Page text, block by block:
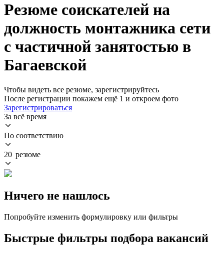
Резюме соискателей на
должность монтажника сети
с частичной занятостью в
Багаевской
Чтобы видеть все резюме, зарегистрируйтесь
После регистрации покажем ещё 1 и откроем фото
Зарегистрироваться
За всё время
По соответствию
20 резюме
Ничего не нашлось
Попробуйте изменить формулировку или фильтры
Быстрые фильтры подбора вакансий